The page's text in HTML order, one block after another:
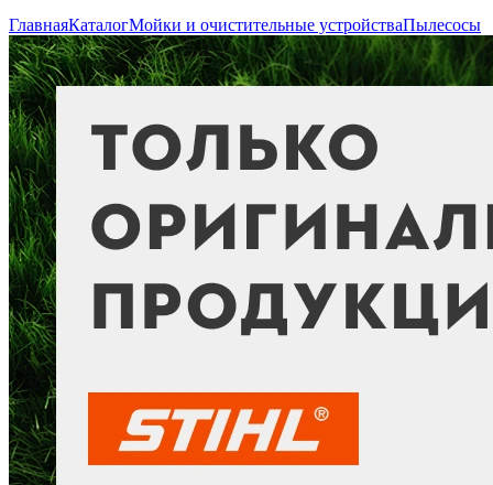
ГлавнаяКаталогМойки и очистительные устройстваПылесосы